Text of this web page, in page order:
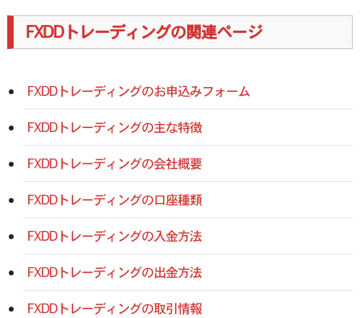
FXDDトレーディングの関連ページ
FXDDトレーディングのお申込みフォーム
FXDDトレーディングの主な特徴
FXDDトレーディングの会社概要
FXDDトレーディングの口座種類
FXDDトレーディングの入金方法
FXDDトレーディングの出金方法
FXDDトレーディングの取引情報